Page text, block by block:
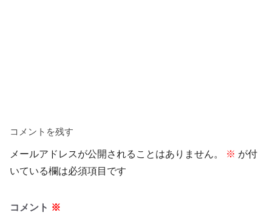
コメントを残す
メールアドレスが公開されることはありません。 ※ が付
いている欄は必須項目です
コメント ※